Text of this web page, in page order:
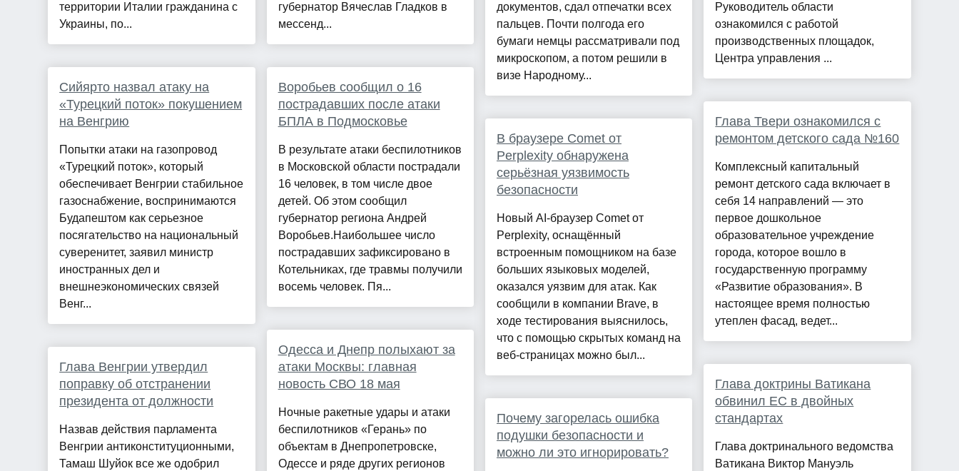
территории Италии гражданина с
Украины, по...
Сийярто назвал атаку на
«Турецкий поток» покушением
на Венгрию
Попытки атаки на газопровод
«Турецкий поток», который
обеспечивает Венгрии стабильное
газоснабжение, воспринимаются
Будапештом как серьезное
посягательство на национальный
суверенитет, заявил министр
иностранных дел и
внешнеэкономических связей
Венг...
Глава Венгрии утвердил
поправку об отстранении
президента от должности
Назвав действия парламента
Венгрии антиконституционными,
Тамаш Шуйок все же одобрил
губернатор Вячеслав Гладков в
мессенд...
Воробьев сообщил о 16
пострадавших после атаки
БПЛА в Подмосковье
В результате атаки беспилотников
в Московской области пострадали
16 человек, в том числе двое
детей. Об этом сообщил
губернатор региона Андрей
Воробьев.Наибольшее число
пострадавших зафиксировано в
Котельниках, где травмы получили
восемь человек. Пя...
Одесса и Днепр полыхают за
атаки Москвы: главная
новость СВО 18 мая
Ночные ракетные удары и атаки
беспилотников «Герань» по
объектам в Днепропетровске,
Одессе и ряде других регионов
документов, сдал отпечатки всех
пальцев. Почти полгода его
бумаги немцы рассматривали под
микроскопом, а потом решили в
визе Народному...
В браузере Comet от
Perplexity обнаружена
серьёзная уязвимость
безопасности
Новый AI-браузер Comet от
Perplexity, оснащённый
встроенным помощником на базе
больших языковых моделей,
оказался уязвим для атак. Как
сообщили в компании Brave, в
ходе тестирования выяснилось,
что с помощью скрытых команд на
веб-страницах можно был...
Почему загорелась ошибка
подушки безопасности и
можно ли это игнорировать?
Руководитель области
ознакомился с работой
производственных площадок,
Центра управления ...
Глава Твери ознакомился с
ремонтом детского сада №160
Комплексный капитальный
ремонт детского сада включает в
себя 14 направлений — это
первое дошкольное
образовательное учреждение
города, которое вошло в
государственную программу
«Развитие образования». В
настоящее время полностью
утеплен фасад, ведет...
Глава доктрины Ватикана
обвинил ЕС в двойных
стандартах
Глава доктринального ведомства
Ватикана Виктор Мануэль